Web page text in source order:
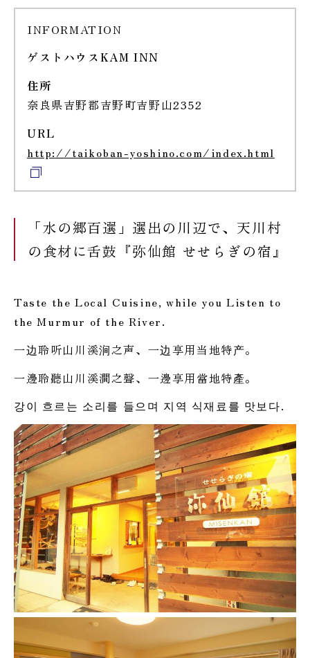
INFORMATION
ゲストハウスKAM INN
住所
奈良県吉野郡吉野町吉野山2352
URL
http://taikoban-yoshino.com/index.html
「水の郷百選」選出の川辺で、天川村
の食材に舌鼓『弥仙館 せせらぎの宿』
Taste the Local Cuisine, while you Listen to
the Murmur of the River.
一边聆听山川溪涧之声、一边享用当地特产。
一邊聆聽山川溪澗之聲、一邊享用當地特產。
강이 흐르는 소리를 들으며 지역 식재료를 맛보다.